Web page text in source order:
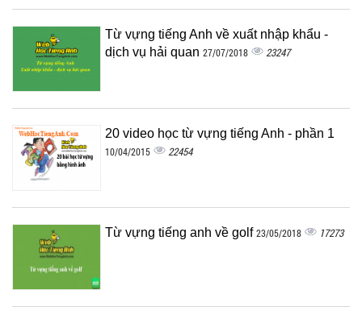
Từ vựng tiếng Anh về xuất nhập khẩu -
dịch vụ hải quan 27/07/2018 23247
20 video học từ vựng tiếng Anh - phần 1
10/04/2015 22454
Từ vựng tiếng anh về golf23/05/2018 17273